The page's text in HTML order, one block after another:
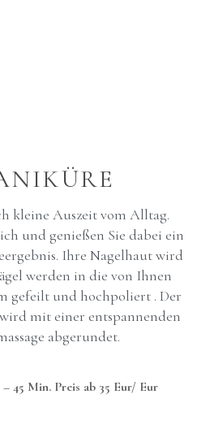
kleine Auszeit vom Alltag.
und genießen Sie dabei ein
Ihre Nagelhaut wird
werden in die von Ihnen
gefeilt und hochpoliert . Der
wird mit einer entspannenden
abgerundet.
45 Min. Preis ab 35 Eur/ Eur